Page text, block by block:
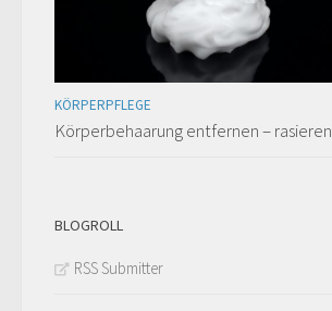
KÖRPERPFLEGE
Körperbehaarung entfernen – rasieren
BLOGROLL
RSS Submitter